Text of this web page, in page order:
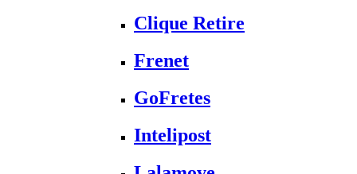
Clique Retire
Frenet
GoFretes
Intelipost